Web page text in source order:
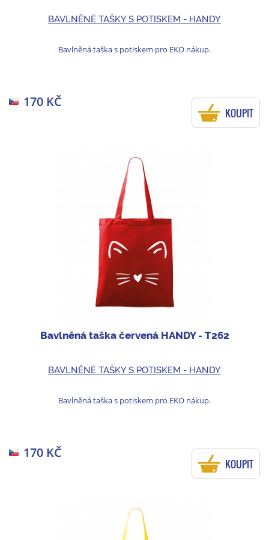
BAVLNĚNÉ TAŠKY S POTISKEM - HANDY
Bavlněná taška s potiskem pro EKO nákup.
170 KČ
KOUPIT
Bavlněná taška červená HANDY - T262
BAVLNĚNÉ TAŠKY S POTISKEM - HANDY
Bavlněná taška s potiskem pro EKO nákup.
170 KČ
KOUPIT